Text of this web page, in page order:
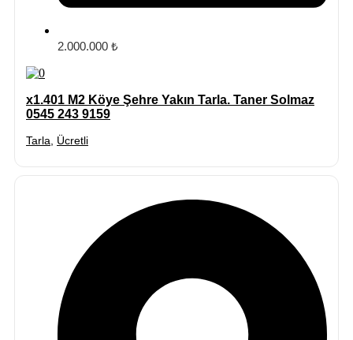
2.000.000 ₺
x1.401 M2 Köye Şehre Yakın Tarla. Taner Solmaz
0545 243 9159
Tarla Ücretli